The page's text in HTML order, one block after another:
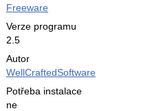
Freeware
Verze programu
2.5
Autor
WellCraftedSoftware
Potřeba instalace
ne